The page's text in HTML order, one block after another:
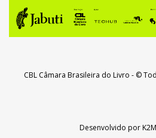
CBL Câmara Brasileira do Livro - ©
Desenvolvido por